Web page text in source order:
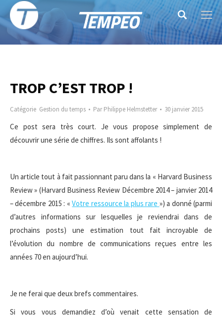
Search:
TROP C’EST TROP !
Catégorie Gestion du temps ParPhilippe Helmstetter 30 janvier 2015
Ce post sera très court. Je vous propose simplement de
découvrir une série de chiffres. Ils sont affolants !
Un article tout à fait passionnant paru dans la « Harvard Business
Review » (Harvard Business Review Décembre 2014 – janvier 2014
– décembre 2015 : «Votre ressource la plus rare ») a donné (parmi
d’autres informations sur lesquelles je reviendrai dans de
prochains posts) une estimation tout fait incroyable de
l’évolution du nombre de communications reçues entre les
années 70 en aujourd’hui.
Je ne ferai que deux brefs commentaires.
Si vous vous demandiez d’où venait cette sensation de